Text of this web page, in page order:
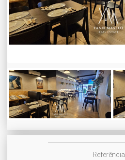
Referência